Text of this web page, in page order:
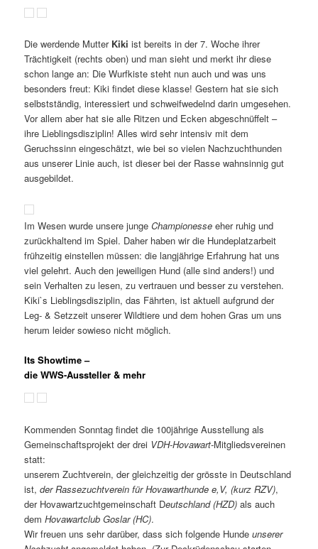
Die werdende Mutter Kiki ist bereits in der 7. Woche ihrer
Trächtigkeit (rechts oben) und man sieht und merkt ihr diese
schon lange an: Die Wurfkiste steht nun auch und was uns
besonders freut: Kiki findet diese klasse! Gestern hat sie sich
selbstständig, interessiert und schweifwedelnd darin umgesehen.
Vor allem aber hat sie alle Ritzen und Ecken abgeschnüffelt –
ihre Lieblingsdisziplin! Alles wird sehr intensiv mit dem
Geruchssinn eingeschätzt, wie bei so vielen Nachzuchthunden
aus unserer Linie auch, ist dieser bei der Rasse wahnsinnig gut
ausgebildet.
Im Wesen wurde unsere jungeChampionesse eher ruhig und
zurückhaltend im Spiel. Daher haben wir die Hundeplatzarbeit
frühzeitig einstellen müssen: die langjährige Erfahrung hat uns
viel gelehrt. Auch den jeweiligen Hund (alle sind anders!) und
sein Verhalten zu lesen, zu vertrauen und besser zu verstehen.
Kiki`s Lieblingsdisziplin, das Fährten, ist aktuell aufgrund der
Leg- & Setzzeit unserer Wildtiere und dem hohen Gras um uns
herum leider sowieso nicht möglich.
Its Showtime –
die WWS-Aussteller & mehr
Kommenden Sonntag findet die 100jährige Ausstellung als
Gemeinschaftsprojekt der drei VDH-Hovawart-Mitgliedsvereinen
statt:
unserem Zuchtverein, der gleichzeitig der grösste in Deutschland
ist,der Rassezuchtverein für Hovawarthunde e,V, (kurz RZV),
der Hovawartzuchtgemeinschaft Deutschland (HZD) als auch
demHovawartclub Goslar (HC).
Wir freuen uns sehr darüber, dass sich folgende Hunde unserer